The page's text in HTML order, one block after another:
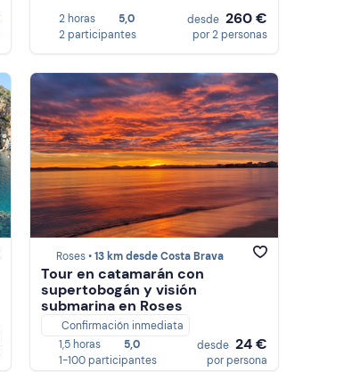
2 horas
5,0
2 participantes
desde 260 €
por 2 personas
Roses •13 km desde Costa Brava
Tour en catamarán con
supertobogán y visión
submarina en Roses
Confirmación inmediata
1,5 horas
5,0
1-100 participantes
desde 24 €
por persona